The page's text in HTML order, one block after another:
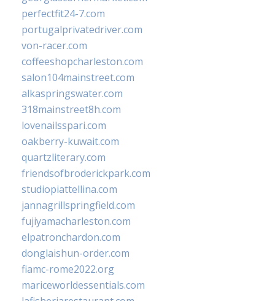
perfectfit24-7.com
portugalprivatedriver.com
von-racer.com
coffeeshopcharleston.com
salon104mainstreet.com
alkaspringswater.com
318mainstreet8h.com
lovenailsspari.com
oakberry-kuwait.com
quartzliterary.com
friendsofbroderickpark.com
studiopiattellina.com
jannagrillspringfield.com
fujiyamacharleston.com
elpatronchardon.com
donglaishun-order.com
fiamc-rome2022.org
mariceworldessentials.com